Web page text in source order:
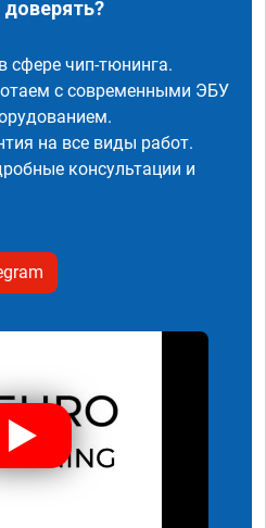
сфере чип-тюнинга.
с современными ЭБУ
на все виды работ.
консультации и